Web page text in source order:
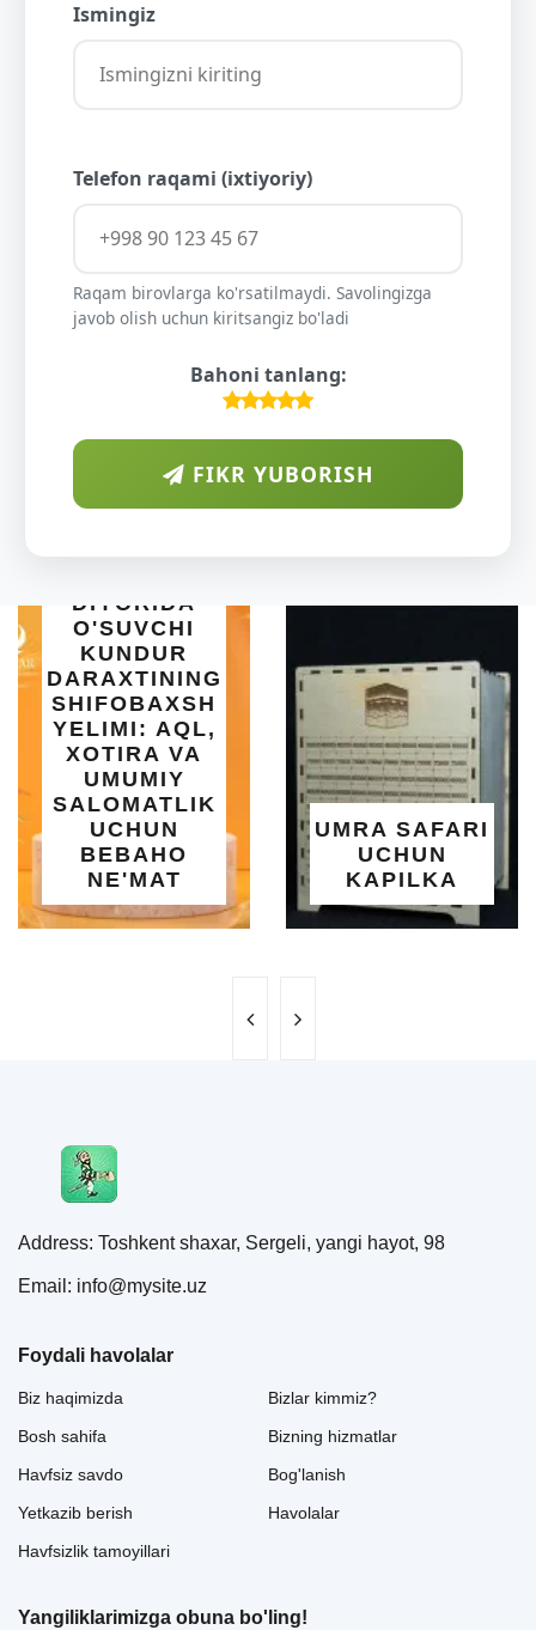
Ismingiz
Telefon raqami (ixtiyoriy)
Raqam birovlarga ko'rsatilmaydi. Savolingizga
javob olish uchun kiritsangiz bo'ladi
Bahoni tanlang:
FIKR YUBORISH
AQL,
VA
UMRA SAFARI
UCHUN
KAPILKA
SET
|
Address: Toshkent shaxar, Sergeli, yangi hayot, 98
Email: info@mysite.uz
Foydali havolalar
Biz haqimizda
Bosh sahifa
Havfsiz savdo
Yetkazib berish
Havfsizlik tamoyillari
Bizlar kimmiz?
Bizning hizmatlar
Bog'lanish
Havolalar
Yangiliklarimizga obuna bo'ling!